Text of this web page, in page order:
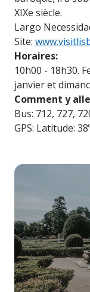
XIXe siècle.
Largo
Site:
Horaires:
10h00 - 18h30.
janvier et
Comment y
Bus: 712, 727,
GPS: Latitude: